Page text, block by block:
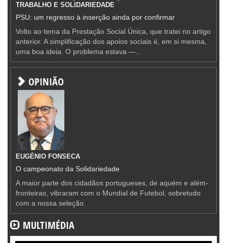
TRABALHO E SOLIDARIEDADE
PSU: um regresso à inserção ainda por confirmar
Volto ao tema da Prestação Social Única, que tratei no artigo
anterior. A simplificação dos apoios sociais é, em si mesma,
uma boa ideia. O problema estava —...
OPINIÃO
EUGÉNIO FONSECA
O campeonato da Solidariedade
A maior parte dos cidadãos portugueses, de aquém e além-
fronteiras, vibraram com o Mundial de Futebol, sobretudo
com a nossa seleção.
MULTIMÉDIA